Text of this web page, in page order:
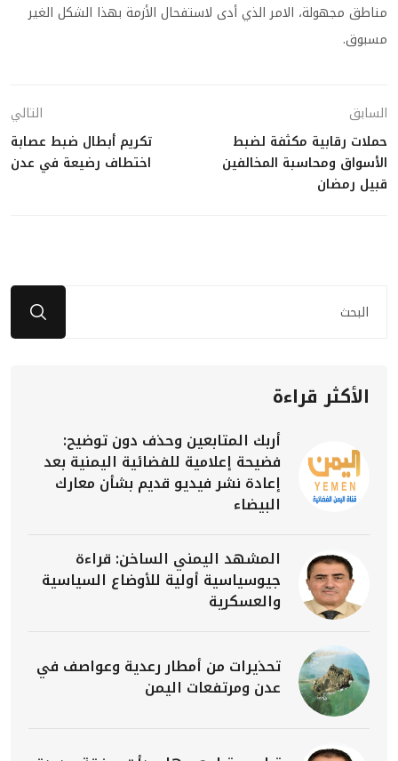
مناطق مجهولة، الامر الذي أدى لاستفحال الأزمة بهذا الشكل الغير
مسبوق.
السابق
حملات رقابية مكثفة لضبط
الأسواق ومحاسبة المخالفين
قبيل رمضان
التالي
تكريم أبطال ضبط عصابة
اختطاف رضيعة في عدن
الأكثر قراءة
أربك المتابعين وحذف دون توضيح:
فضيحة إعلامية للفضائية اليمنية بعد
إعادة نشر فيديو قديم بشأن معارك
البيضاء
المشهد اليمني الساخن: قراءة
جيوسياسية أولية للأوضاع السياسية
والعسكرية
تحذيرات من أمطار رعدية وعواصف في
عدن ومرتفعات اليمن